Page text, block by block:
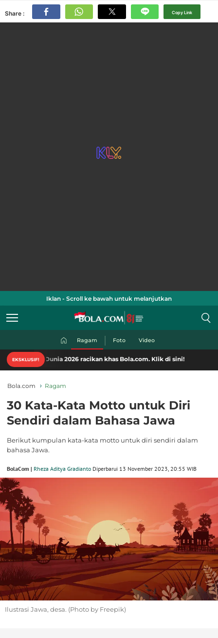
Share : Copy Link
Iklan - Scroll ke bawah untuk melanjutkan
Ragam Foto Video
EKSKLUSIF!
2026 racikan khas Bola.com. Klik di sini!
Bola.com Ragam
30 Kata-Kata Motto untuk Diri
Sendiri dalam Bahasa Jawa
Berikut kumpulan kata-kata motto untuk diri sendiri dalam
bahasa Jawa.
BolaCom | Rheza Aditya Gradianto Diperbarui 13 November 2023, 20:55 WIB
Ilustrasi Jawa, desa. (Photo by Freepik)